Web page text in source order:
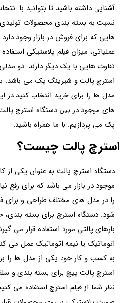
آشنایی داشته باشید تا بتوانید با
نسبت به بسته بندی محصولات تولیدی
هایی که برای فروش در بازار وجود
عملیاتی، میزان فیلم پلاستیکی
تفاوت هایی با یک دیگر دارند. دو
استرچ پالت و شیرینگ پک می باشد.
مدل ها را برای خرید انتخاب کنید
های موجود در بین دستگاه استرچ
پک می‌ پردازیم. با ما همراه باشید.
استرچ پالت چیست؟
دستگاه استرچ پالت به عنوان یکی از
موجود در بازار می باشد که برای رفع
را در مدل های مختلف طراحی و برای
شود. دستگاه استرچ برای بسته‌ بندی،
بارهای پالتی مورد استفاده قرار می
اتوماتیک یا نیمه‌ اتوماتیک عمل می‌
به کسب و کار خود یکی از مدل ها را
استرچ پالت پیچ برای بسته بندی و
نظر شما از فیلم استرچ استفاده می